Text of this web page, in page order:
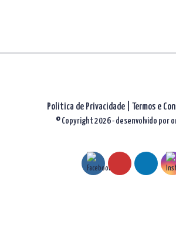
Politica de Privacidade| Termos e
© Copyright 2026 - desenvolvido por